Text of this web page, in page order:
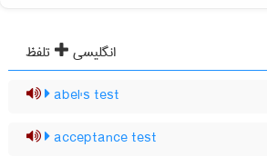
انگلیسی
تلفظ
abel's test
acceptance test